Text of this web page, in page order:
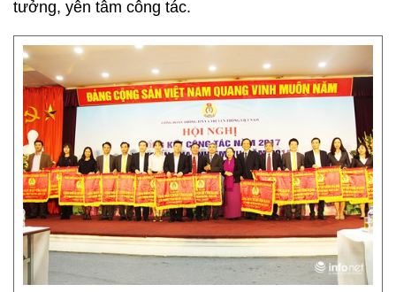
tưởng, yên tâm công tác.